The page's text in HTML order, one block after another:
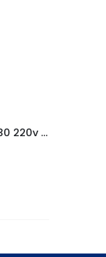
Ventilador Protect 30 220v Preto Britânia